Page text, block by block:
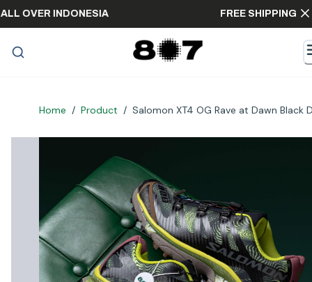
ALL OVER INDONESIA FREE
Home / Product / Salomon XT4 OG Rave at Dawn Black